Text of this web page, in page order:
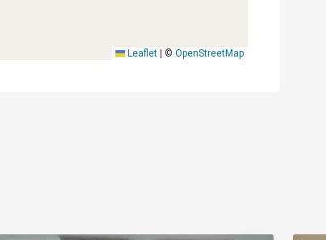
Leaflet | © OpenStreetMap